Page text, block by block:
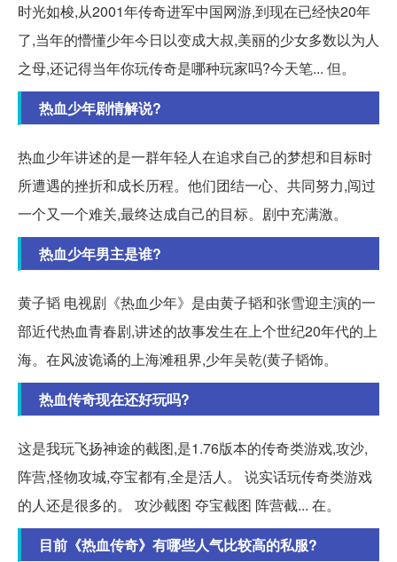
时光如梭,从2001年传奇进军中国网游,到现在已经快20年
了,当年的懵懂少年今日以变成大叔,美丽的少女多数以为人
之母,还记得当年你玩传奇是哪种玩家吗?今天笔... 但。
热血少年剧情解说?
热血少年讲述的是一群年轻人在追求自己的梦想和目标时
所遭遇的挫折和成长历程。他们团结一心、共同努力,闯过
一个又一个难关,最终达成自己的目标。剧中充满激。
热血少年男主是谁?
黄子韬 电视剧《热血少年》是由黄子韬和张雪迎主演的一
部近代热血青春剧,讲述的故事发生在上个世纪20年代的上
海。在风波诡谲的上海滩租界,少年吴乾(黄子韬饰。
热血传奇现在还好玩吗?
这是我玩飞扬神途的截图,是1.76版本的传奇类游戏,攻沙,
阵营,怪物攻城,夺宝都有,全是活人。 说实话玩传奇类游戏
的人还是很多的。 攻沙截图 夺宝截图 阵营截... 在。
目前《热血传奇》有哪些人气比较高的私服?